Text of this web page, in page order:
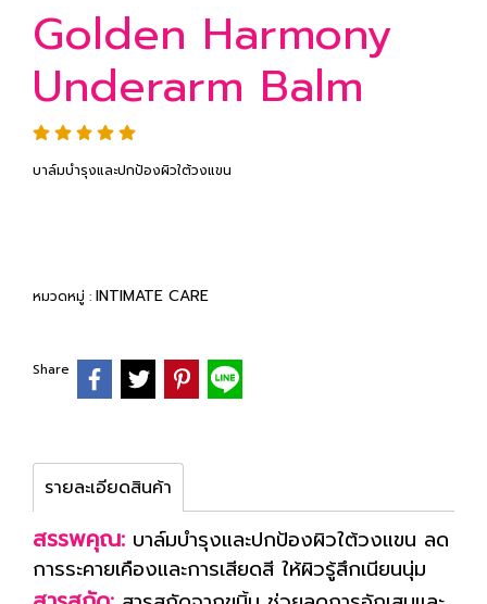
Golden Harmony
Underarm Balm
บาล์มบำรุงและปกป้องผิวใต้วงแขน
หมวดหมู่ : INTIMATE CARE
Share
รายละเอียดสินค้า
สรรพคุณ: บาล์มบำรุงและปกป้องผิวใต้วงแขน ลด
การระคายเคืองและการเสียดสี ให้ผิวรู้สึกเนียนนุ่ม